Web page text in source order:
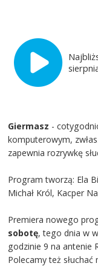
Giermasz -
komputerowym,
zapewnia rozrywkę
Program tworzą: Ela
Michał Król, Kacper
Premiera nowego
sobotę, tego dnia w
godzinie 9 na antenie
Polecamy też słuchać